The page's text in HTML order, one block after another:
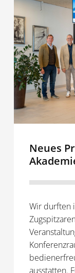
Projekt:
Ski
Austria
Akademie
Neues
Wir durften
ausstatten.